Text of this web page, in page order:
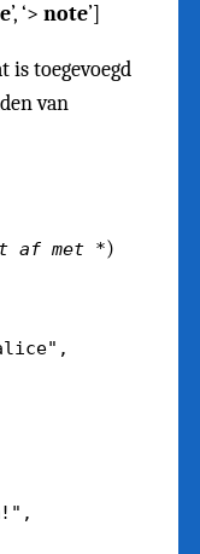
’, ‘> note’]
is toegevoegd
van
af met *)